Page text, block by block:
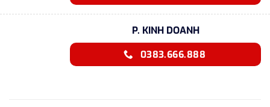
P. KINH DOANH
0383.666.888